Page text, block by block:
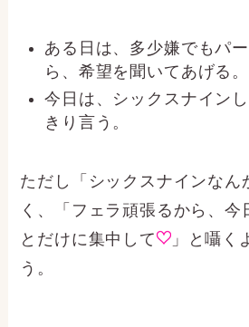
ある日は、多少嫌でもパ
ら、希望を聞いてあげる。
今日は、シックスナイン
きり言う。
ただし「シックスナインなん
く、「フェラ頑張るから、今
とだけに集中して
」と囁く
う。